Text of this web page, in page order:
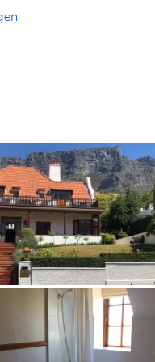
März 2020